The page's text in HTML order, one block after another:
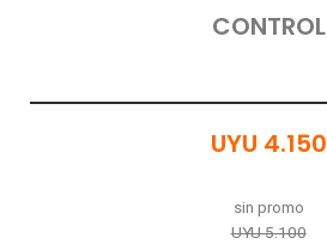
CONTROL
UYU 4.150
sin promo
UYU 5.100